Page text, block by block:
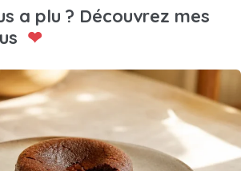
a plu ? Découvrez mes
❤